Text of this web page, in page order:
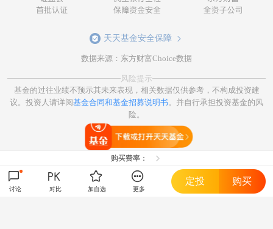
天天基金安全保障
数据来源：东方财富Choice数据
风险提示
基金的过往业绩不预示其未来表现，相关数据仅供参考，不构成投资建
议。投资人请详阅基金合同和基金招募说明书 。并自行承担投资基金的风
险。
购买费率：
讨论 对比 加自选 更多
定投 购买
打开天天基金